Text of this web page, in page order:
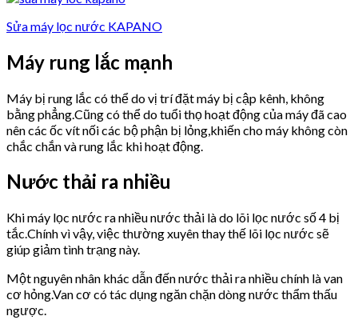
Sửa máy lọc nước KAPANO
Máy rung lắc mạnh
Máy bị rung lắc có thể do vị trí đặt máy bị cập kênh, không
bằng phẳng.Cũng có thể do tuổi thọ hoạt động của máy đã cao
nên các ốc vít nối các bộ phận bị lỏng,khiến cho máy không còn
chắc chắn và rung lắc khi hoạt động.
Nước thải ra nhiều
Khi máy lọc nước ra nhiều nước thải là do lõi lọc nước số 4 bị
tắc.Chính vì vậy, việc thường xuyên thay thế lõi lọc nước sẽ
giúp giảm tình trạng này.
Một nguyên nhân khác dẫn đến nước thải ra nhiều chính là van
cơ hỏng.Van cơ có tác dụng ngăn chặn dòng nước thẩm thấu
ngược.